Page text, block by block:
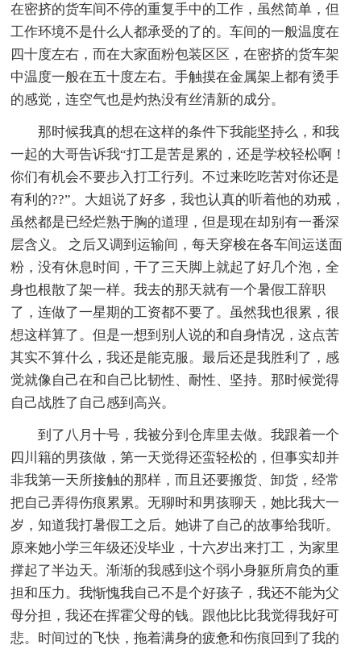
在密挤的货车间不停的重复手中的工作，虽然简单，但
工作环境不是什么人都承受的了的。车间的一般温度在
四十度左右，而在大家面粉包装区区，在密挤的货车架
中温度一般在五十度左右。手触摸在金属架上都有烫手
的感觉，连空气也是灼热没有丝清新的成分。
那时候我真的想在这样的条件下我能坚持么，和我
一起的大哥告诉我“打工是苦是累的，还是学校轻松啊！
你们有机会不要步入打工行列。不过来吃吃苦对你还是
有利的??”。大姐说了好多，我也认真的听着他的劝戒，
虽然都是已经烂熟于胸的道理，但是现在却别有一番深
层含义。 之后又调到运输间，每天穿梭在各车间运送面
粉，没有休息时间，干了三天脚上就起了好几个泡，全
身也根散了架一样。我去的那天就有一个暑假工辞职
了，连做了一星期的工资都不要了。虽然我也很累，很
想这样算了。但是一想到别人说的和自身情况，这点苦
其实不算什么，我还是能克服。最后还是我胜利了，感
觉就像自己在和自己比韧性、耐性、坚持。那时候觉得
自己战胜了自己感到高兴。
到了八月十号，我被分到仓库里去做。我跟着一个
四川籍的男孩做，第一天觉得还蛮轻松的，但事实却并
非我第一天所接触的那样，而且还要搬货、卸货，经常
把自己弄得伤痕累累。无聊时和男孩聊天，她比我大一
岁，知道我打暑假工之后。她讲了自己的故事给我听。
原来她小学三年级还没毕业，十六岁出来打工，为家里
撑起了半边天。渐渐的我感到这个弱小身躯所肩负的重
担和压力。我惭愧我自己不是个好孩子，我还不能为父
母分担，我还在挥霍父母的钱。跟他比比我觉得我好可
悲。时间过的飞快，拖着满身的疲惫和伤痕回到了我的